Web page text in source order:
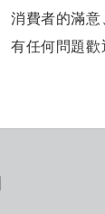
消費者的滿意
有任何問題